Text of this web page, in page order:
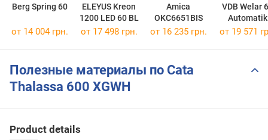
Berg Spring 60
ELEYUS Kreon
1200 LED 60 BL
Amica
OKC6651BIS
VDB Welar
Automatik
от 14 004 грн. от 17 498 грн. от 16 235 грн. от 19 571
Полезные материалы по Cata
Thalassa 600 XGWH
Product details